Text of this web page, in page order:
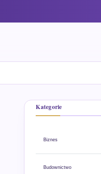
Kategorie
Biznes
Budownictwo